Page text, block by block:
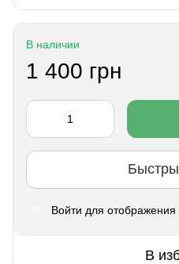
В наличии
1 400 грн
Войти для отображения
В